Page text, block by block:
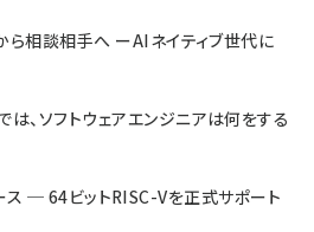
ら相談相手へ ーAIネイティブ世代に
は、ソフトウェアエンジニアは何をする
ス ─ 64ビットRISC-Vを正式サポート